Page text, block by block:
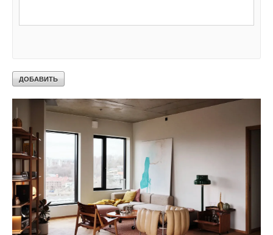
коды, которые можно сканировать смартфонами для доступа